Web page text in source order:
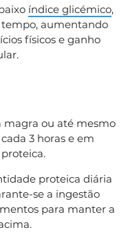
índice glicémico,
aumentando
físicos e ganho
ou até mesmo
3 horas e em
proteica diária
se a ingestão
para manter a